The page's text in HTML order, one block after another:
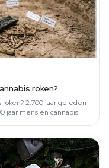
roken?
2.700 jaar geleden
jaar mens en cannabis.